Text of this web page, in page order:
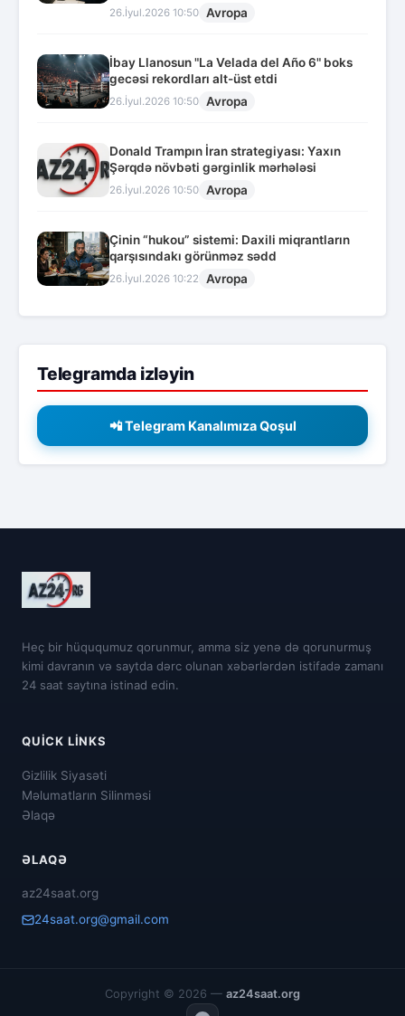
26.İyul.2026 10:50 Avropa
İbay Llanosun "La Velada del Año 6" boks
gecəsi rekordları alt-üst etdi
26.İyul.2026 10:50 Avropa
Donald Trampın İran strategiyası: Yaxın
Şərqdə növbəti gərginlik mərhələsi
26.İyul.2026 10:50 Avropa
Çinin “hukou” sistemi: Daxili miqrantların
qarşısındakı görünməz sədd
26.İyul.2026 10:22 Avropa
Telegramda izləyin
📲 Telegram Kanalımıza Qoşul
Heç bir hüququmuz qorunmur, amma siz yenə də qorunurmuş
kimi davranın və saytda dərc olunan xəbərlərdən istifadə zamanı
24 saat saytına istinad edin.
QUICK LINKS
Gizlilik Siyasəti
Məlumatların Silinməsi
Əlaqə
ƏLAQƏ
az24saat.org
24saat.org@gmail.com
Copyright © 2026 — az24saat.org